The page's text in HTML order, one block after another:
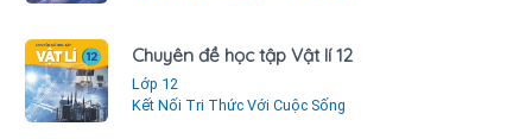
Chuyên đề học tập Vật lí 12
Lớp 12
Kết Nối Tri Thức Với Cuộc Sống